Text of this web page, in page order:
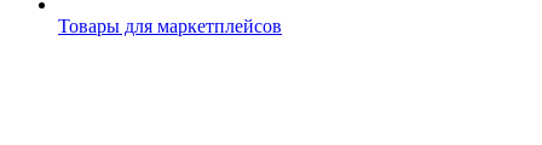
Товары для маркетплейсов